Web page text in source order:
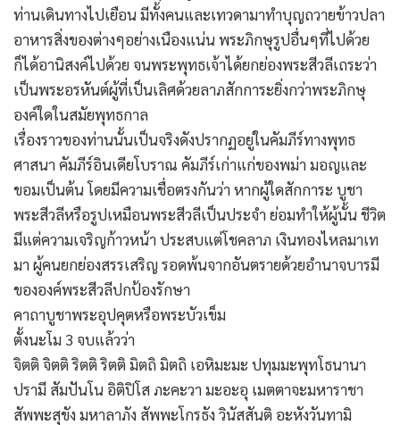
ท่านเดินทางไปเยือน มีทั้งคนและเทวดามาทำบุญถวายข้าวปลา
อาหารสิ่งของต่างๆอย่างเนืองแน่น พระภิกษุรูปอื่นๆที่ไปด้วย
ก็ได้อานิสงค์ไปด้วย จนพระพุทธเจ้าได้ยกย่องพระสีวลีเถระว่า
เป็นพระอรหันต์ผู้ที่เป็นเลิศด้วยลาภสักการะยิ่งกว่าพระภิกษุ
องค์ใดในสมัยพุทธกาล
เรื่องราวของท่านนั้นเป็นจริงดังปรากฏอยู่ในคัมภีร์ทางพุทธ
ศาสนา คัมภีร์อินเดียโบราณ คัมภีร์เก่าแก่ของพม่า มอญและ
ขอมเป็นต้น โดยมีความเชื่อตรงกันว่า หากผู้ใดสักการะ บูชา
พระสีวลีหรือรูปเหมือนพระสีวลีเป็นประจำ ย่อมทำให้ผู้นั้น ชีวิต
มีแต่ความเจริญก้าวหน้า ประสบแต่โชคลาภ เงินทองไหลมาเท
มา ผู้คนยกย่องสรรเสริญ รอดพ้นจากอันตรายด้วยอำนาจบารมี
ขององค์พระสีวลีปกป้องรักษา
คาถาบูชาพระอุปคุตหรือพระบัวเข็ม
ตั้งนะโม 3 จบแล้วว่า
จิตติ จิตติ ริตติ ริตติ มิตถิ มิตถิ เอหิมะมะ ปทุมมะพุทโธนานา
ปรามี สัมปันโน อิติปิโส ภะคะวา มะอะอุ เมตตาจะมหาราชา
สัพพะสุขัง มหาลาภัง สัพพะโกรธัง วินัสสันติ อะหังวันทามิ